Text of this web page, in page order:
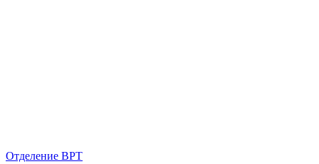
Отделение ВРТ